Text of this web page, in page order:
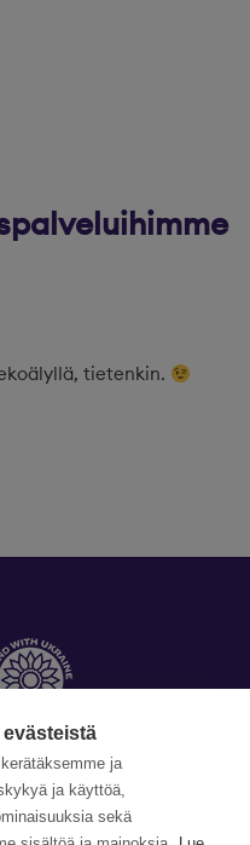
tietenkin.
»
ja
ja käyttöä,
sekä